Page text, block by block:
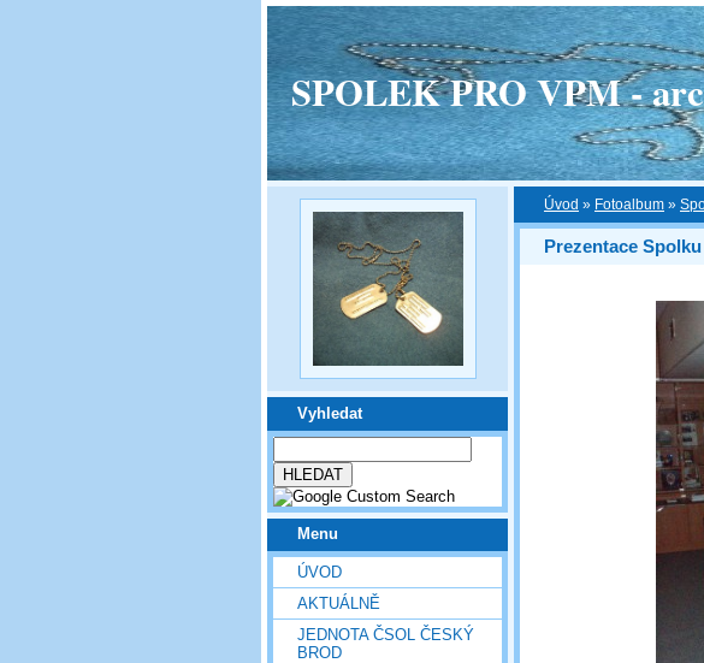
SPOLEK PRO VPM -
Vyhledat
Menu
ÚVOD
AKTUÁLNĚ
JEDNOTA ČSOL ČESKÝ
BROD
Úvod » Fotoalbum »
Prezentace